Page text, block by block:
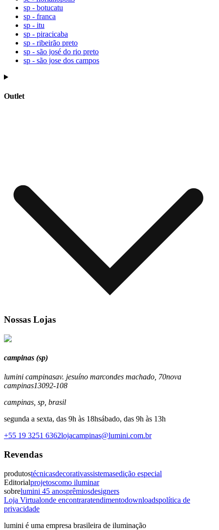
sp - botucatu
sp - franca
sp - itu
sp - piracicaba
sp - ribeirão preto
sp - são josé do rio preto
sp - são jose dos campos
Outlet
Nossas Lojas
campinas (sp)
lumini campinasav. jesuíno marcondes machado, 70nova
campinas13092-108
campinas sp brasil
segunda a sexta, das 9h às 18hsábado, das 9h às 13h
+55 19 3251 6362lojacampinas@lumini.com.br
Revendas
produtostécnicasdecorativassistemasedição especial
Editorialprojetoscomo iluminar
sobrelumini 45 anosprêmiosdesigners
Loja Virtualonde encontraratendimentodownloadspolítica de
privacidade
lumini é uma empresa brasileira de iluminação